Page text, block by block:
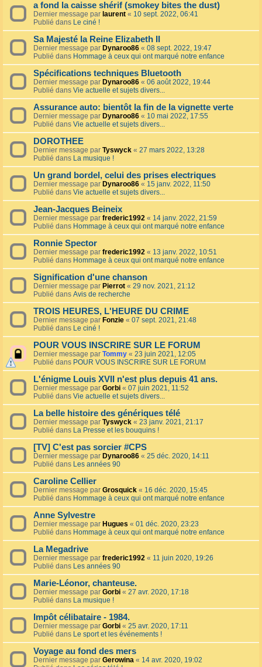
a fond la caisse shérif (smokey bites the dust)
Dernier message par laurent « 10 sept. 2022, 06:41
Publié dans Le ciné !
Sa Majesté la Reine Elizabeth II
Dernier message par Dynaroo86 « 08 sept. 2022, 19:47
Publié dans Hommage à ceux qui ont marqué notre enfance
Spécifications techniques Bluetooth
Dernier message par Dynaroo86 « 06 août 2022, 19:44
Publié dans Vie actuelle et sujets divers...
Assurance auto: bientôt la fin de la vignette verte
Dernier message par Dynaroo86 « 10 mai 2022, 17:55
Publié dans Vie actuelle et sujets divers...
DOROTHEE
Dernier message par Tyswyck « 27 mars 2022, 13:28
Publié dans La musique !
Un grand bordel, celui des prises electriques
Dernier message par Dynaroo86 « 15 janv. 2022, 11:50
Publié dans Vie actuelle et sujets divers...
Jean-Jacques Beineix
Dernier message par frederic1992 « 14 janv. 2022, 21:59
Publié dans Hommage à ceux qui ont marqué notre enfance
Ronnie Spector
Dernier message par frederic1992 « 13 janv. 2022, 10:51
Publié dans Hommage à ceux qui ont marqué notre enfance
Signification d'une chanson
Dernier message par Pierrot « 29 nov. 2021, 21:12
Publié dans Avis de recherche
TROIS HEURES, L'HEURE DU CRIME
Dernier message par Fonzie « 07 sept. 2021, 21:48
Publié dans Le ciné !
POUR VOUS INSCRIRE SUR LE FORUM
Dernier message par Tommy « 23 juin 2021, 12:05
Publié dans POUR VOUS INSCRIRE SUR LE FORUM
L'énigme Louis XVII n'est plus depuis 41 ans.
Dernier message par Gorbi « 07 juin 2021, 11:52
Publié dans Vie actuelle et sujets divers...
La belle histoire des génériques télé
Dernier message par Tyswyck « 23 janv. 2021, 21:17
Publié dans La Presse et les bouquins !
[TV] C'est pas sorcier #CPS
Dernier message par Dynaroo86 « 25 déc. 2020, 14:11
Publié dans Les années 90
Caroline Cellier
Dernier message par Grosquick « 16 déc. 2020, 15:45
Publié dans Hommage à ceux qui ont marqué notre enfance
Anne Sylvestre
Dernier message par Hugues « 01 déc. 2020, 23:23
Publié dans Hommage à ceux qui ont marqué notre enfance
La Megadrive
Dernier message par frederic1992 « 11 juin 2020, 19:26
Publié dans Les années 90
Marie-Léonor, chanteuse.
Dernier message par Gorbi « 27 avr. 2020, 17:18
Publié dans La musique !
Impôt célibataire - 1984.
Dernier message par Gorbi « 25 avr. 2020, 17:11
Publié dans Le sport et les événements !
Voyage au fond des mers
Dernier message par Gerowina « 14 avr. 2020, 19:02